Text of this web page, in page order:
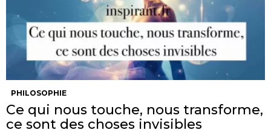
PHILOSOPHIE
Ce qui nous touche, nous transforme,
ce sont des choses invisibles